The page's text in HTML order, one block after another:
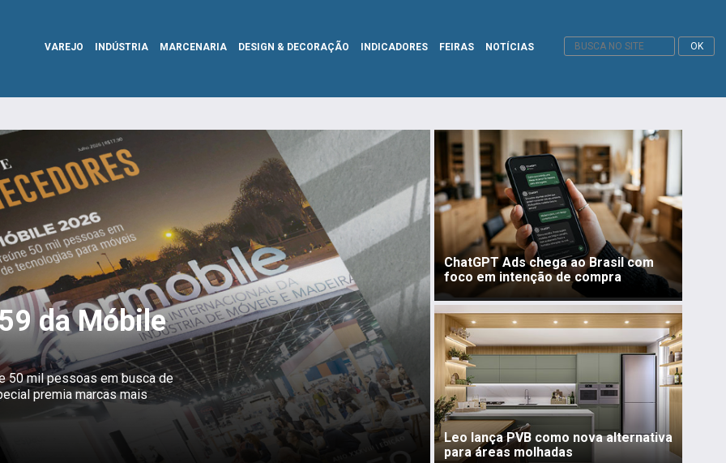
VAREJO INDÚSTRIA MARCENARIA DESIGN & DECORAÇÃO INDICADORES FEIRAS NOTÍCIAS
da Móbile
50 mil pessoas em busca de
premia marcas mais
ChatGPT Ads chega ao Brasil com
foco em intenção de compra
Leo lança PVB como nova alternativa
para áreas molhadas